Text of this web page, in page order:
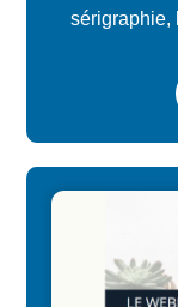
sérigraphie,